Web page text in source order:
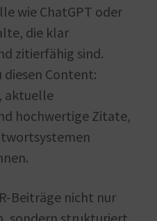
wie ChatGPT oder
die klar
zitierfähig sind.
Content:
aktuelle
hochwertige Zitate,
Beiträge nicht nur